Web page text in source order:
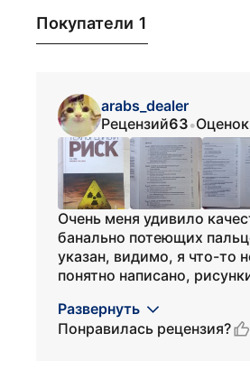
Покупатели 1
arabs_dealer
Рецензий63•Оценок
Очень меня удивило
банально потеющих
указан, видимо, я что-то
понятно написано,
Развернуть
Понравилась рецензия?